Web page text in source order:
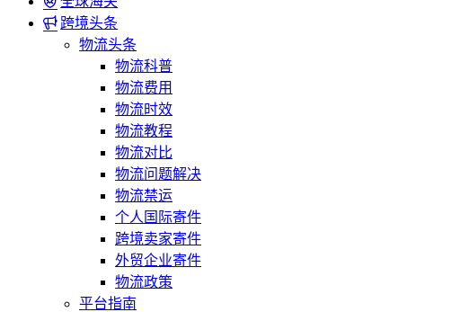
跨境头条
物流头条
物流科普
物流费用
物流时效
物流教程
物流对比
物流问题解决
物流禁运
个人国际寄件
跨境卖家寄件
外贸企业寄件
物流政策
平台指南